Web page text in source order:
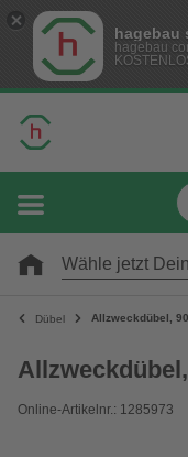
hagebau
hagebau
Wähle jetzt
Dübel Allzweckdübel,
Online-Artikelnr.: 1285973